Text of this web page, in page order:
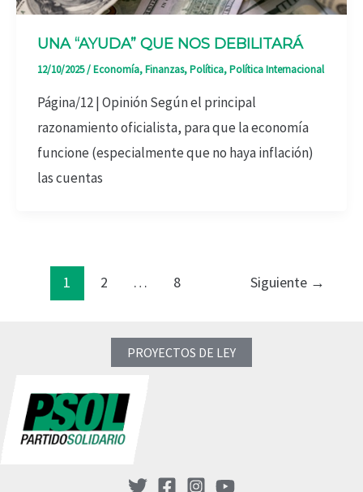
UNA “AYUDA” QUE NOS DEBILITARÁ
12/10/2025/Economía,Finanzas,Política,Política Internacional
Página/12 | Opinión Según el principal
razonamiento oficialista, para que la economía
funcione (especialmente que no haya inflación)
las cuentas
1 2 … 8 Siguiente →
PROYECTOS DE LEY